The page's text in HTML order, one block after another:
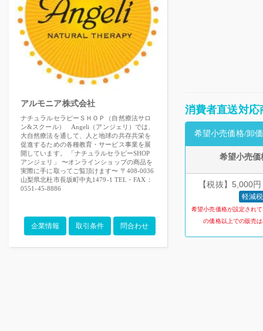
アルモニア株式会社
ナチュラルセラピーＳＨＯＰ（自然療法サロ
ン&スクール） Angeli（アンジェリ）では、
大自然療法を通して、人と地球の共存共栄を
促進するための各種教育・サービス事業を展
開しています。 「ナチュラルセラピーSHOP
アンジェリ」 〜オンラインショップの商品を
実際に手に取ってご覧頂けます〜 〒408-0036
山梨県北杜市長坂町中丸1479-1 TEL・FAX：
0551-45-8886
企業情報 取引条件 問合わせ
消費者直送対応
希望小売価格/卸
希望小売価
【税抜】5,000
軽減
希望小売価格が設定され
の価格以上での販売